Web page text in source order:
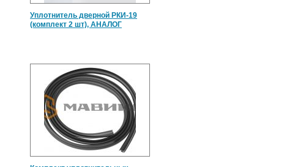
Уплотнитель дверной РКИ-19
(комплект 2 шт), АНАЛОГ